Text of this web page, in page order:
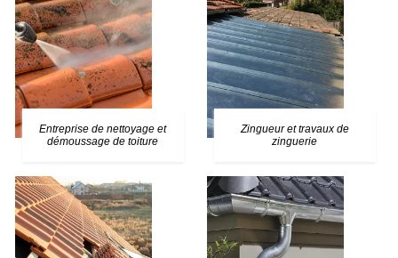
Entreprise de nettoyage et
démoussage de toiture
Zingueur et travaux de
zinguerie